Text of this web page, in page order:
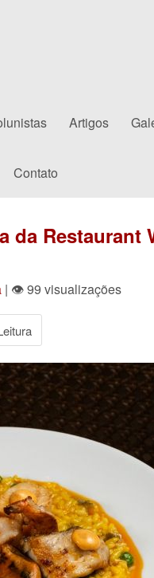
Artigos
Contato
da
| 👁 99 visualizações